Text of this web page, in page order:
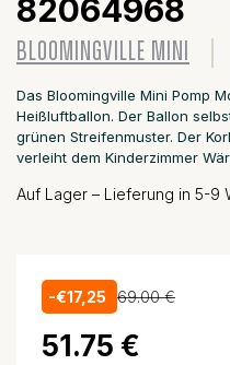
82064968
BLOOMINGVILLE MINI
Das Bloomingville Mini Pomp
Heißluftballon. Der Ballon
grünen Streifenmuster. Der
verleiht dem Kinderzimmer
Auf Lager – Lieferung in 5-9
-€17,25 69.00 €
51.75 €